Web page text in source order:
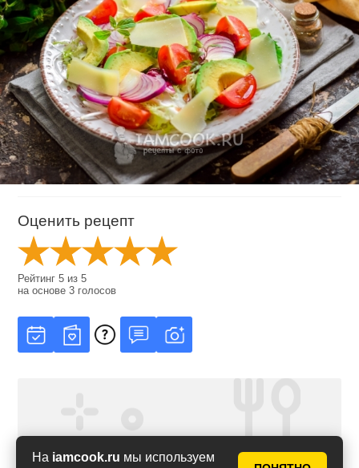
На iamcook.ru мы используем
Оценить рецепт
Рейтинг5 из5
на основе3 голосов